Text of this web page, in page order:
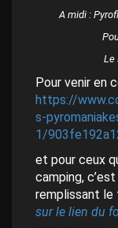
A midi :
Le
Pour venir en
https://
s-
1/
et pour ceux
camping,
remplissant
sur le lien du